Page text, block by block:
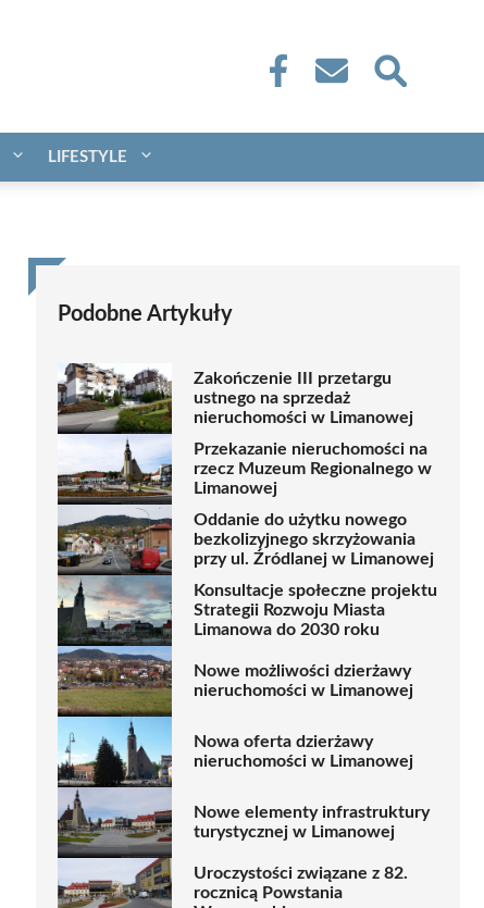
LIFESTYLE
Podobne Artykuły
Zakończenie III przetargu
ustnego na sprzedaż
nieruchomości w Limanowej
Przekazanie nieruchomości na
rzecz Muzeum Regionalnego w
Limanowej
Oddanie do użytku nowego
bezkolizyjnego skrzyżowania
przy ul. Źródlanej w Limanowej
Konsultacje społeczne projektu
Strategii Rozwoju Miasta
Limanowa do 2030 roku
Nowe możliwości dzierżawy
nieruchomości w Limanowej
Nowa oferta dzierżawy
nieruchomości w Limanowej
Nowe elementy infrastruktury
turystycznej w Limanowej
Uroczystości związane z 82.
rocznicą Powstania